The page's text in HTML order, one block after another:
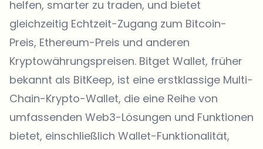
helfen, smarter zu traden, und bietet
gleichzeitig Echtzeit-Zugang zum Bitcoin-
Preis, Ethereum-Preis und anderen
Kryptowährungspreisen. Bitget Wallet, früher
bekannt als BitKeep, ist eine erstklassige Multi-
Chain-Krypto-Wallet, die eine Reihe von
umfassenden Web3-Lösungen und Funktionen
bietet, einschließlich Wallet-Funktionalität,